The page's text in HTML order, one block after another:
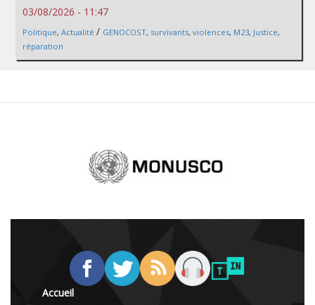
03/08/2026 - 11:47
Politique, Actualité / GENOCOST, survivants, violences, M23, Justice,
réparation
Accueil